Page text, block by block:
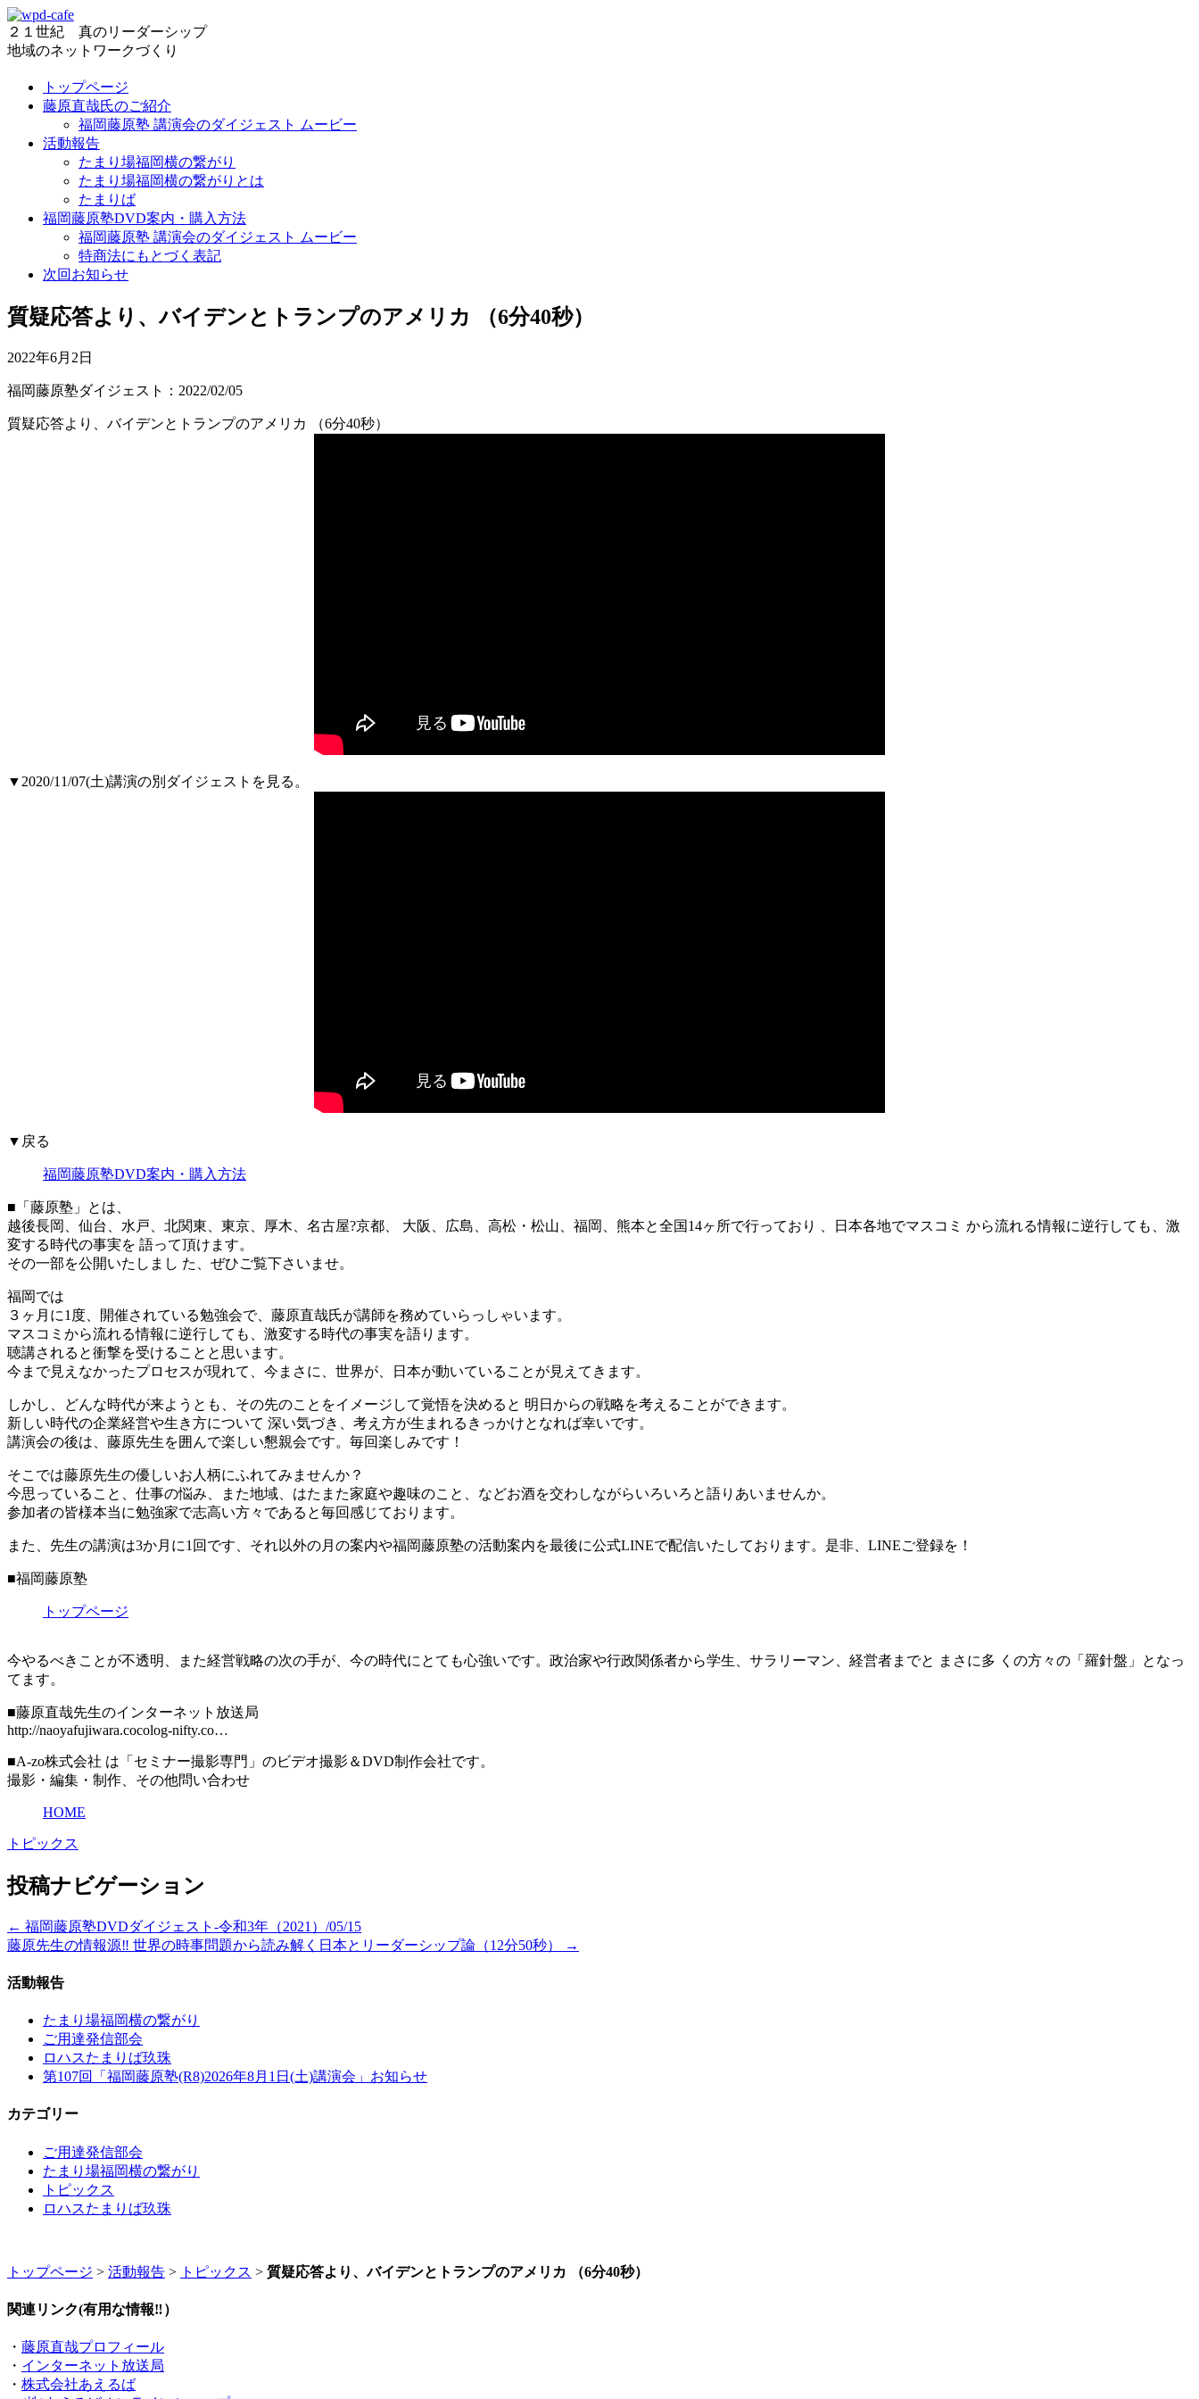
２１世紀 真のリーダーシップ
地域のネットワークづくり
トップページ
藤原直哉氏のご紹介
福岡藤原塾 講演会のダイジェスト ムービー
活動報告
たまり場福岡横の繋がり
たまり場福岡横の繋がりとは
たまりば
福岡藤原塾DVD案内・購入方法
福岡藤原塾 講演会のダイジェスト ムービー
特商法にもとづく表記
次回お知らせ
質疑応答より、バイデンとトランプのアメリカ （6分40秒）
2022年6月2日
福岡藤原塾ダイジェスト：2022/02/05
質疑応答より、バイデンとトランプのアメリカ （6分40秒）
▼2020/11/07(土)講演の別ダイジェストを見る。
▼戻る
福岡藤原塾DVD案内・購入方法
■「藤原塾」とは、
越後長岡、仙台、水戸、北関東、東京、厚木、名古屋?京都、 大阪、広島、高松・松山、福岡、熊本と全国14ヶ所で行っており 、日本各地でマスコミ から流れる情報に逆行しても、激
変する時代の事実を 語って頂けます。
その一部を公開いたしまし た、ぜひご覧下さいませ。
福岡では
３ヶ月に1度、開催されている勉強会で、藤原直哉氏が講師を務めていらっしゃいます。
マスコミから流れる情報に逆行しても、激変する時代の事実を語ります。
聴講されると衝撃を受けることと思います。
今まで見えなかったプロセスが現れて、今まさに、世界が、日本が動いていることが見えてきます。
しかし、どんな時代が来ようとも、その先のことをイメージして覚悟を決めると 明日からの戦略を考えることができます。
新しい時代の企業経営や生き方について 深い気づき、考え方が生まれるきっかけとなれば幸いです。
講演会の後は、藤原先生を囲んで楽しい懇親会です。毎回楽しみです！
そこでは藤原先生の優しいお人柄にふれてみませんか？
今思っていること、仕事の悩み、また地域、はたまた家庭や趣味のこと、などお酒を交わしながらいろいろと語りあいませんか。
参加者の皆様本当に勉強家で志高い方々であると毎回感じております。
また、先生の講演は3か月に1回です、それ以外の月の案内や福岡藤原塾の活動案内を最後に公式LINEで配信いたしております。是非、LINEご登録を！
■福岡藤原塾
トップページ
今やるべきことが不透明、また経営戦略の次の手が、今の時代にとても心強いです。政治家や行政関係者から学生、サラリーマン、経営者までと まさに多 くの方々の「羅針盤」となっ
てます。
■藤原直哉先生のインターネット放送局
http://naoyafujiwara.cocolog-nifty.co…
■A-zo株式会社 は「セミナー撮影専門」のビデオ撮影＆DVD制作会社です。
撮影・編集・制作、その他問い合わせ
HOME
トピックス
投稿ナビゲーション
← 福岡藤原塾DVDダイジェスト-令和3年（2021）/05/15
藤原先生の情報源‼ 世界の時事問題から読み解く日本とリーダーシップ論（12分50秒）
→
活動報告
たまり場福岡横の繋がり
ご用達発信部会
ロハスたまりば玖珠
第107回「福岡藤原塾(R8)2026年8月1日(土)講演会」お知らせ
カテゴリー
ご用達発信部会
たまり場福岡横の繋がり
トピックス
ロハスたまりば玖珠
トップページ > 活動報告 > トピックス > 質疑応答より、バイデンとトランプのアメリカ （6分40秒）
関連リンク(有用な情報‼）
・ 藤原直哉プロフィール
・ インターネット放送局
・ 株式会社あえるば